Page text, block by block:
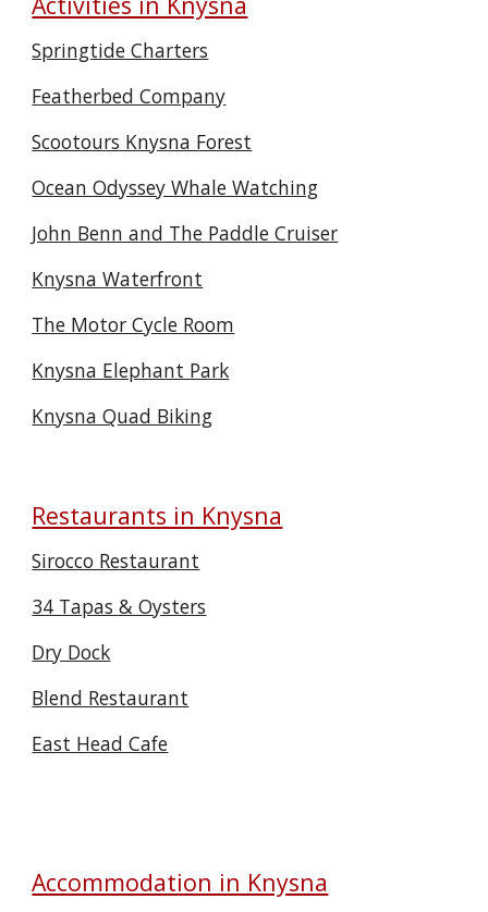
Springtide Charters
Featherbed Company
Scootours Knysna Forest
Ocean Odyssey Whale Watching
John Benn and The Paddle Cruiser
Knysna Waterfront
The Motor Cycle Room
Knysna Elephant Park
Knysna Quad Biking
Restaurants in Knysna
Sirocco Restaurant
34 Tapas & Oysters
Dry Dock
Blend Restaurant
East Head Cafe
Accommodation in Knysna